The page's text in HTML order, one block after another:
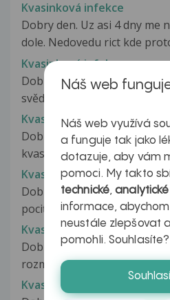
Kvasinková infekce
Dobry den. Uz asi 4 dny me
dole. Nedovedu rict kde
Kvasinková infekce
Dobrý den, trpím často
svědění atd. které léčím...
Kvasinková infekce - léčba?
Dobrý den,už nějakou dobu
kvasinkami v pochvě i
Kvasinková infekce a bolesti
Dobrý den paní doktorko, asi
pociťovala silné bolesti
Kvasinková infekce a další
Dobrý den, v zimě jsem
rozmezí cca 2 měsíců (dle
Kvasinková infekce a další
Náš web
Náš web využívá
a funguje tak jako
dotazuje, aby vám
pomoci. My takto
technické,analytické
informace,
neustále zlepšovat
pomohli. Souhlasíte?